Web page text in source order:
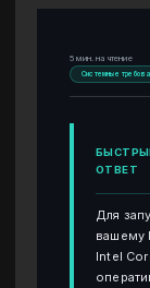
5 мин. на чтение
Системные
ОТВЕТ
Для
вашему
Intel